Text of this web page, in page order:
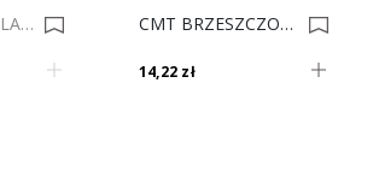
CMT PIŁA SZABLASTA JS2345X-5 (1szt) 0022777 CMT BRZESZCZOT JT101BIF 0002736
14,22 zł